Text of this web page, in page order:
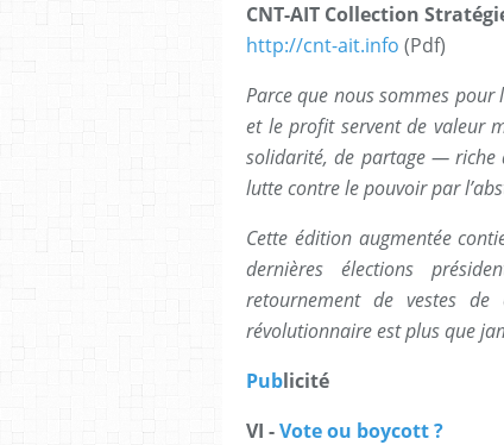
CNT-AIT Collection
http://cnt-ait.info (Pdf)
Parce que nous sommes
et le profit servent de valeur
solidarité, de partage — riche
lutte contre le pouvoir par
Cette édition augmentée
dernières élections
retournement de vestes
révolutionnaire est plus que
Publicité
VI -Vote ou boycott ?